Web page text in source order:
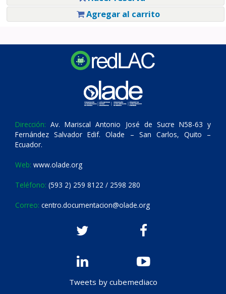
Agregar al carrito
Dirección: Av. Mariscal Antonio José de Sucre N58-63 y
Fernández Salvador Edif. Olade – San Carlos, Quito –
Ecuador.
Web: www.olade.org
Teléfono: (593 2) 259 8122 / 2598 280
Correo: centro.documentacion@olade.org
Tweets by cubemediaco